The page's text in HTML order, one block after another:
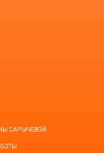
САРЫЧЕВОЙ